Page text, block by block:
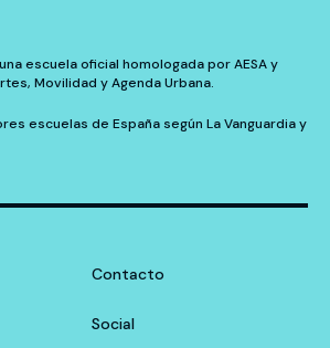
escuela oficial homologada por AESA y
Movilidad y Agenda Urbana.
escuelas de España según La Vanguardia y
Contacto
Social